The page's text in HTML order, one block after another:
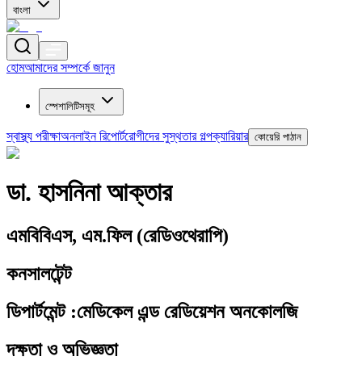
বাংলা
হোমআমাদের সম্পর্কে জানুন
স্পেশালিটিসমূহ
স্বাস্থ্য পরীক্ষাঅনলাইন রিপোর্টরোগীদের সুস্থতার গল্পক্যারিয়ার কোয়েরি পাঠান
ডা. হাসনিনা আক্তার
এমবিবিএস, এম.ফিল (রেডিওথেরাপি)
কনসালটেন্ট
ডিপার্টমেন্ট:মেডিকেল এন্ড রেডিয়েশন অনকোলজি
দক্ষতা ও অভিজ্ঞতা